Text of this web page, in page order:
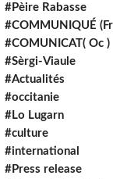
#Pèire Rabasse
#COMMUNIQUÉ
#COMUNICAT( Oc )
#Sèrgi-Viaule
#Actualités
#occitanie
#Lo Lugarn
#culture
#international
#Press release